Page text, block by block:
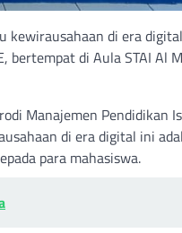
kewirausahaan di era
bertempat di Aula STAI Al
Manajemen Pendidikan
di era digital ini
para mahasiswa.